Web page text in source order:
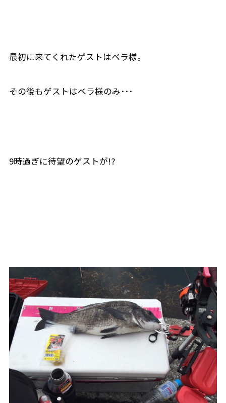
最初に来てくれたゲストはベラ様。
その後もゲストはベラ様のみ･･･
9時過ぎに待望のゲストが!?